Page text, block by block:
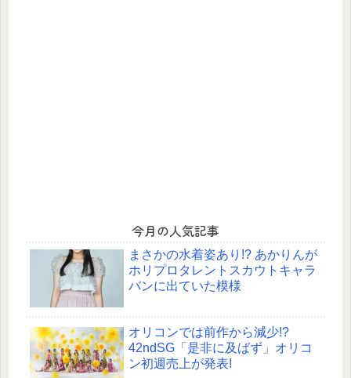
今月の人気記事
まさかの水着姿あり!? あかりんが
ホリプロタレントスカウトキャラ
バンに出ていた模様
オリコンでは前作から減少!?
42ndSG「是非に及ばず」オリコ
ン初週売上が発表!